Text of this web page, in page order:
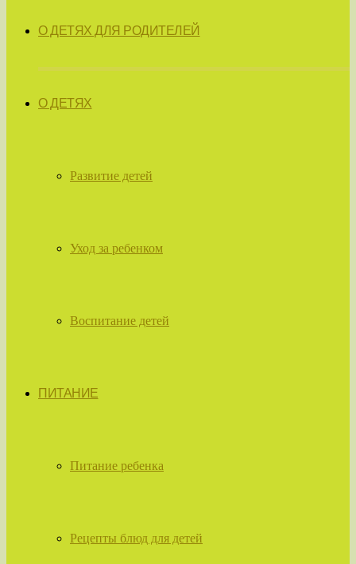
О ДЕТЯХ ДЛЯ РОДИТЕЛЕЙ
О ДЕТЯХ
Развитие детей
Уход за ребенком
Воспитание детей
ПИТАНИЕ
Питание ребенка
Рецепты блюд для детей